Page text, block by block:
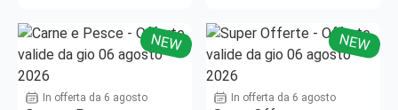
NEW
In offerta da 6 agosto
NEW
In offerta da 6 agosto